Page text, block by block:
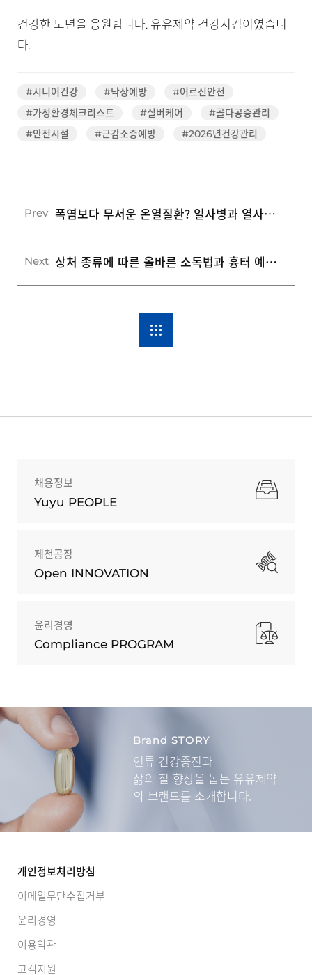
건강한 노년을 응원합니다. 유유제약 건강지킴이였습니
다.
#시니어건강 #낙상예방
#어르신안전
#가정환경체크리스트
#실버케어
#골다공증관리
#안전시설
#근감소증예방 #2026년건강관리
Prev 폭염보다 무서운 온열질환? 일사병과 열사병 예방을 위한 5가지 골든타임 수칙
Next 상처 종류에 따른 올바른 소독법과 흉터 예방을 위한 5가지 응급 관리 수칙
채용정보
Yuyu PEOPLE
제천공장
Open INNOVATION
윤리경영
Compliance PROGRAM
Brand STORY
인류 건강증진과
삶의 질 향상을 돕는 유유제약
의 브랜드를 소개합니다.
개인정보처리방침
이메일무단수집거부
윤리경영
이용약관
고객지원